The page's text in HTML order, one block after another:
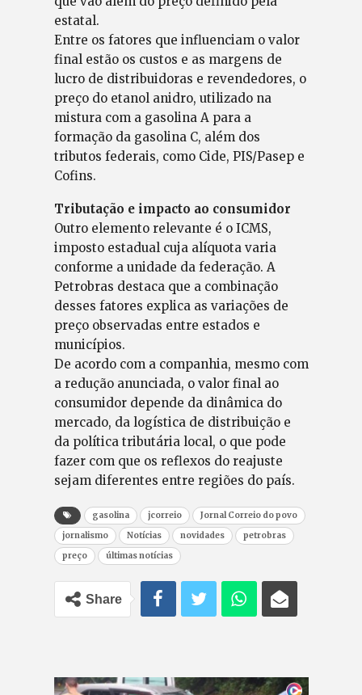
estatal.
Entre os fatores que influenciam o valor
final estão os custos e as margens de
lucro de distribuidoras e revendedores, o
preço do etanol anidro, utilizado na
mistura com a gasolina A para a
formação da gasolina C, além dos
tributos federais, como Cide, PIS/Pasep e
Cofins.
Tributação e impacto ao consumidor
Outro elemento relevante é o ICMS,
imposto estadual cuja alíquota varia
conforme a unidade da federação. A
Petrobras destaca que a combinação
desses fatores explica as variações de
preço observadas entre estados e
municípios.
De acordo com a companhia, mesmo com
a redução anunciada, o valor final ao
consumidor depende da dinâmica do
mercado, da logística de distribuição e
da política tributária local, o que pode
fazer com que os reflexos do reajuste
sejam diferentes entre regiões do país.
gasolina jcorreio
Jornal Correio do povo
jornalismo
Notícias novidades
petrobras
preço
últimas notícias
Share